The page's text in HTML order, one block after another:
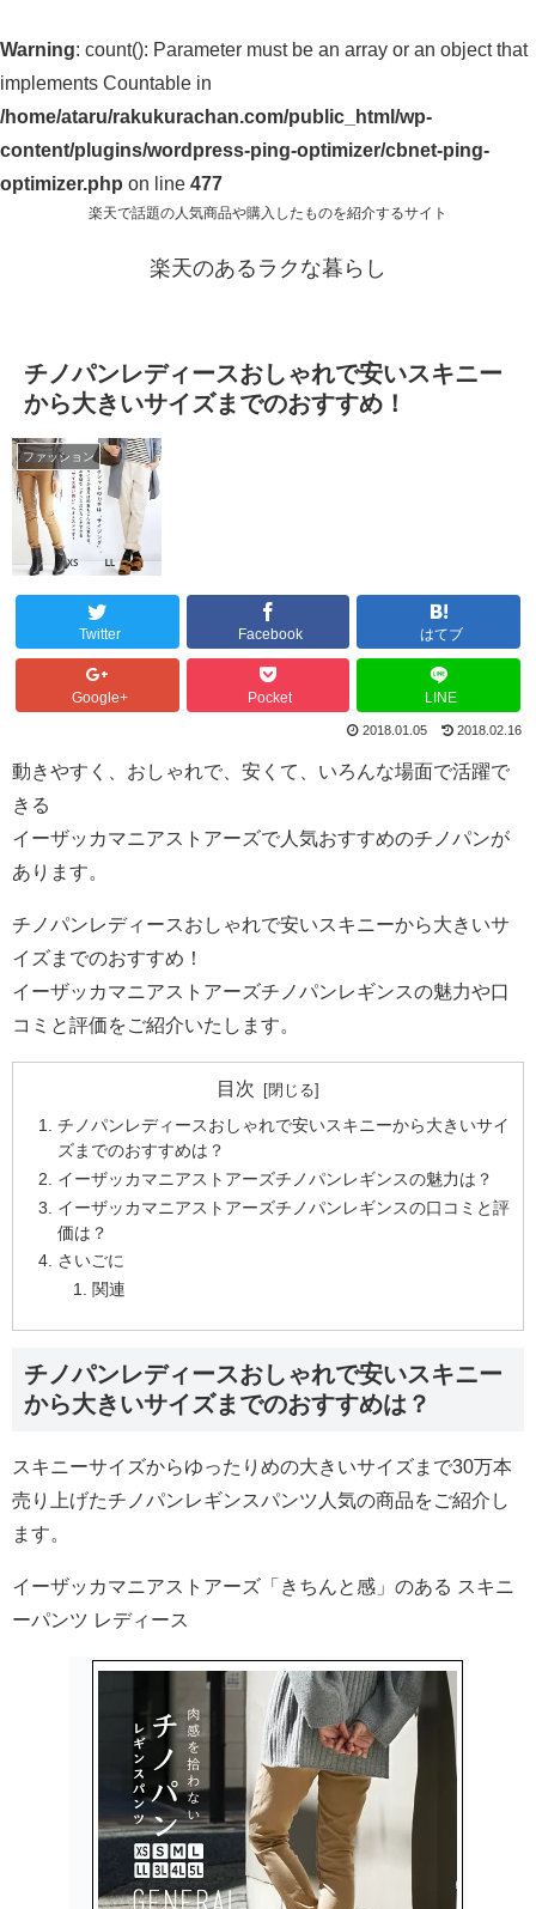
Warning: count(): Parameter must be an array or an object that
implements Countable in
/home/ataru/rakukurachan.com/public_html/wp-
content/plugins/wordpress-ping-optimizer/cbnet-ping-
optimizer.php on line 477
楽天で話題の人気商品や購入したものを紹介するサイト
楽天のあるラクな暮らし
チノパンレディースおしゃれで安いスキニー
から大きいサイズまでのおすすめ！
ファッション
Twitter Facebook はてブ
Google+ Pocket LINE
2018.01.05 2018.02.16
動きやすく、おしゃれで、安くて、いろんな場面で活躍で
きる
イーザッカマニアストアーズで人気おすすめのチノパンが
あります。
チノパンレディースおしゃれで安いスキニーから大きいサ
イズまでのおすすめ！
イーザッカマニアストアーズチノパンレギンスの魅力や口
コミと評価をご紹介いたします。
目次
チノパンレディースおしゃれで安いスキニーから大きいサイ
ズまでのおすすめは？
イーザッカマニアストアーズチノパンレギンスの魅力は？
イーザッカマニアストアーズチノパンレギンスの口コミと評
価は？
さいごに
関連
チノパンレディースおしゃれで安いスキニー
から大きいサイズまでのおすすめは？
スキニーサイズからゆったりめの大きいサイズまで30万本
売り上げたチノパンレギンスパンツ人気の商品をご紹介し
ます。
イーザッカマニアストアーズ「きちんと感」のある スキニ
ーパンツ レディース